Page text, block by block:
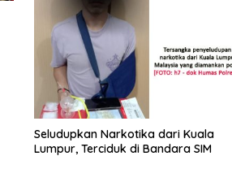
Seludupkan Narkotika dari Kuala
Lumpur, Terciduk di Bandara SIM